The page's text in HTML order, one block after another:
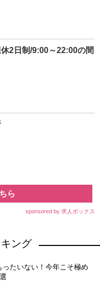
2日制/9:00～22:00の間
ら
sponsored by 求人ボックス
ング
たいない！今年こそ極め